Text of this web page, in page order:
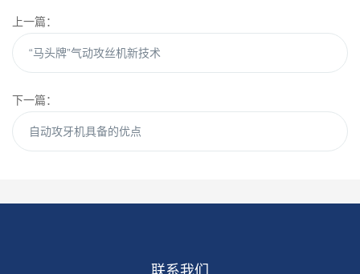
上一篇：
“马头牌”气动攻丝机新技术
下一篇：
自动攻牙机具备的优点
联系我们